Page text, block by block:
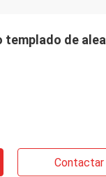
templado de
Contactar